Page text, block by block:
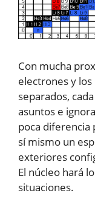
Con mucha
electrones y
separados,
asuntos e
poca diferencia
sí mismo un
exteriores
El núcleo hará
situaciones.